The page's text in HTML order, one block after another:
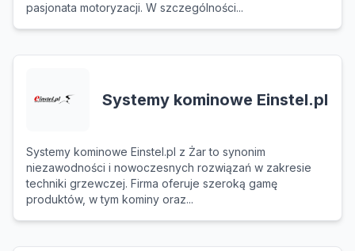
pasjonata motoryzacji. W szczególności...
Systemy kominowe Einstel.pl
Systemy kominowe Einstel.pl z Żar to synonim
niezawodności i nowoczesnych rozwiązań w zakresie
techniki grzewczej. Firma oferuje szeroką gamę
produktów, w tym kominy oraz...